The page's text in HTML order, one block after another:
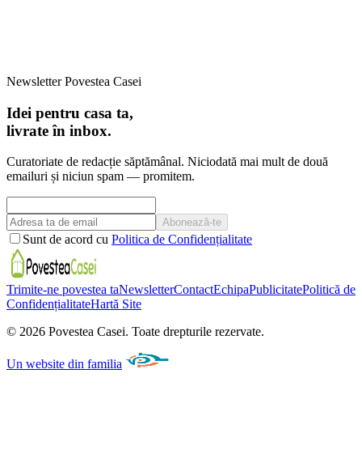
Newsletter Povestea Casei
Idei pentru casa ta,
livrate în inbox.
Curatoriate de redacție săptămânal. Niciodată mai mult de două
emailuri și niciun spam — promitem.
Abonează-te
Sunt de acord cu Politica de Confidențialitate
Trimite-ne povestea taNewsletterContactEchipaPublicitatePolitică de
ConfidențialitateHartă Site
© 2026 Povestea Casei. Toate drepturile rezervate.
Un website din familia